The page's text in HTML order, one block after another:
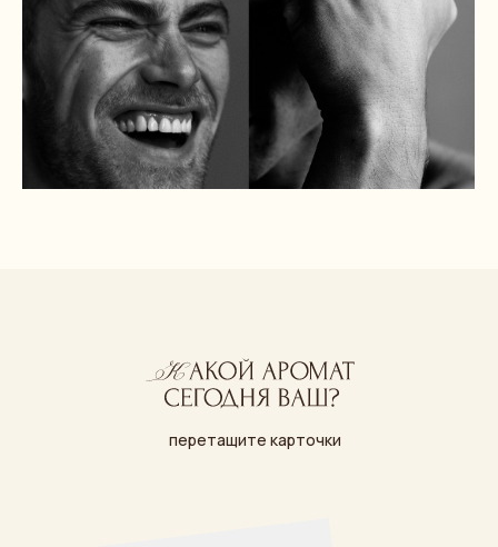
перетащите карточки
+7
Я ознакомлен(а) и согласен(на) с
политикой
конфиденциальности
Я даю согласие на обработку персональных
данных